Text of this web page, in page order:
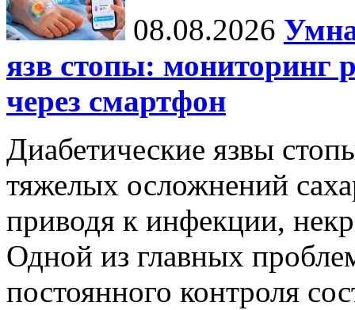
08.08.2026
язв стопы: мониторинг
через смартфон
Диабетические язвы
тяжелых осложнений
приводя к инфекции,
Одной из главных
постоянного контроля